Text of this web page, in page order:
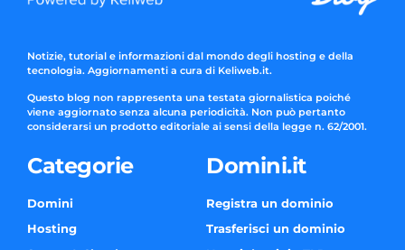
Notizie, tutorial e informazioni dal mondo degli hosting e della
tecnologia. Aggiornamenti a cura di Keliweb.it.
Questo blog non rappresenta una testata giornalistica poiché
viene aggiornato senza alcuna periodicità. Non può pertanto
considerarsi un prodotto editoriale ai sensi della legge n. 62/2001.
Categorie
Domini
Hosting
Domini.it
Registra un dominio
Trasferisci un dominio